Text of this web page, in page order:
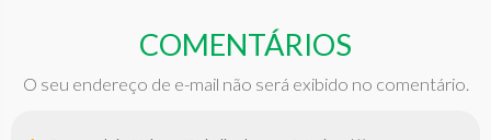
COMENTÁRIOS
O seu endereço de e-mail não será exibido no comentário.